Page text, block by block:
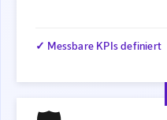
✓ Messbare KPIs definiert